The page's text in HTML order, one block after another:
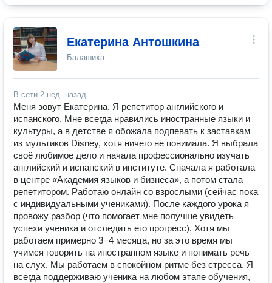
Екатерина Антошкина
Балашиха
В сети 2 нед. назад
Меня зовут Екатерина. Я репетитор английского и
испанского. Мне всегда нравились иностранные языки и
культуры, а в детстве я обожала подпевать к заставкам
из мультиков Disney, хотя ничего не понимала. Я выбрала
своё любимое дело и начала профессионально изучать
английский и испанский в институте. Сначала я работала
в центре «Академия языков и бизнеса», а потом стала
репетитором. Работаю онлайн со взрослыми (сейчас пока
с индивидуальными учениками). После каждого урока я
провожу разбор (что помогает мне получше увидеть
успехи ученика и отследить его прогресс). Хотя мы
работаем примерно 3−4 месяца, но за это время мы
учимся говорить на иностранном языке и понимать речь
на слух. Мы работаем в спокойном ритме без стресса. Я
всегда поддерживаю ученика на любом этапе обучения,